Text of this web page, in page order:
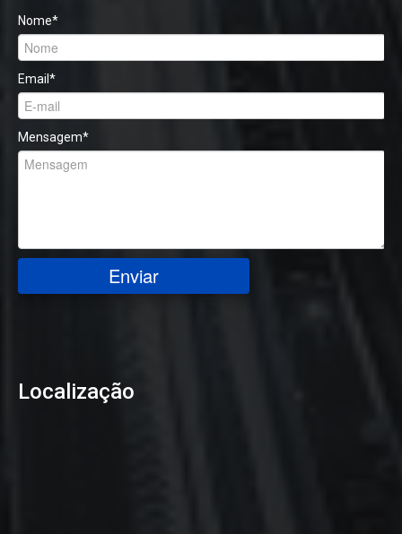
Nome*
Email *
Mensagem*
Enviar
Localização